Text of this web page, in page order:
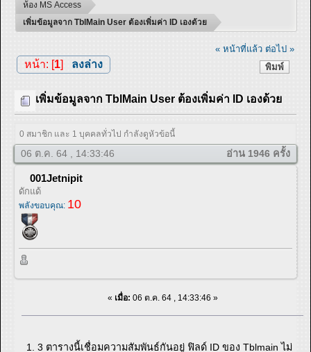
ห้อง MS Access
เพิ่มข้อมูลจาก TblMain User ต้องเพิ่มค่า ID เองด้วย
« หน้าที่แล้ว ต่อไป »
พิมพ์
หน้า: [1] ลงล่าง
เพิ่มข้อมูลจาก TblMain User ต้องเพิ่มค่า ID เองด้วย
0 สมาชิก และ 1 บุคคลทั่วไป กำลังดูหัวข้อนี้
06 ต.ค. 64 , 14:33:46 อ่าน 1946 ครั้ง
001Jetnipit
ดักแด้
พลังขอบคุณ: 10
« เมื่อ: 06 ต.ค. 64 , 14:33:46 »
1. 3 ตารางนี้เชื่อมความสัมพันธ์กันอยู่ ฟิลด์ ID ของ Tblmain ไม่